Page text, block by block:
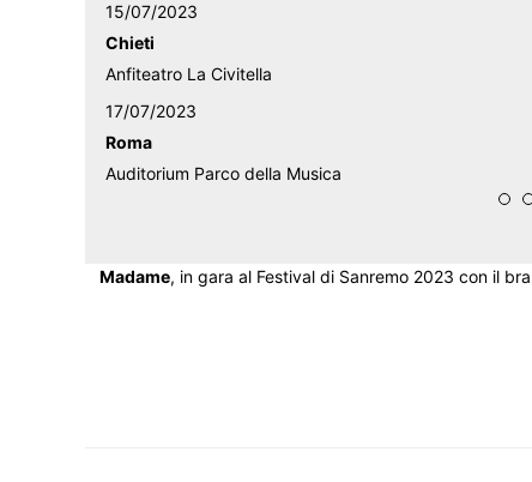
15/07/2023
Chieti
Anfiteatro La Civitella
17/07/2023
Roma
Auditorium Parco della Musica
Madame, in gara al Festival di Sanremo 2023 con il